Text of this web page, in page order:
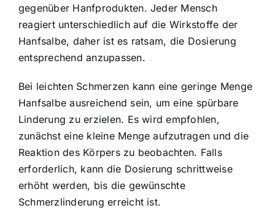
gegenüber Hanfprodukten. Jeder Mensch
reagiert unterschiedlich auf die Wirkstoffe der
Hanfsalbe, daher ist es ratsam, die Dosierung
entsprechend anzupassen.
Bei leichten Schmerzen kann eine geringe Menge
Hanfsalbe ausreichend sein, um eine spürbare
Linderung zu erzielen. Es wird empfohlen,
zunächst eine kleine Menge aufzutragen und die
Reaktion des Körpers zu beobachten. Falls
erforderlich, kann die Dosierung schrittweise
erhöht werden, bis die gewünschte
Schmerzlinderung erreicht ist.